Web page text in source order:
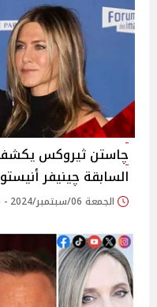
چاستن ثيروكس يكشف
السابقة چينيفر أنيستون بعد 6
الجمعة 06/سبتمبر/2024 - 10:46 م